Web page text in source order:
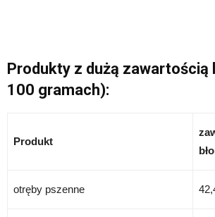
Produkty z dużą zawartością
100 gramach):
Produkt
otręby pszenne